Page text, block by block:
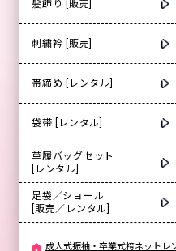
髪飾り [販売]
刺繍衿 [販売]
帯締め [レンタル]
袋帯 [レンタル]
草履バッグセット
[レンタル]
足袋／ショール
[販売／レンタル]
成人式振袖・卒業式袴ネットレ